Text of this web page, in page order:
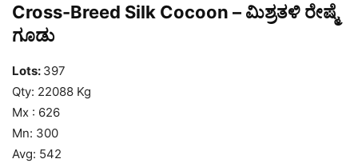
Cross-Breed Silk Cocoon – ಮಿಶ್ರತಳಿ ರೇಷ್ಮೆ
ಗೂಡು
Lots: 397
Qty: 22088 Kg
Mx : 626
Mn: 300
Avg: 542